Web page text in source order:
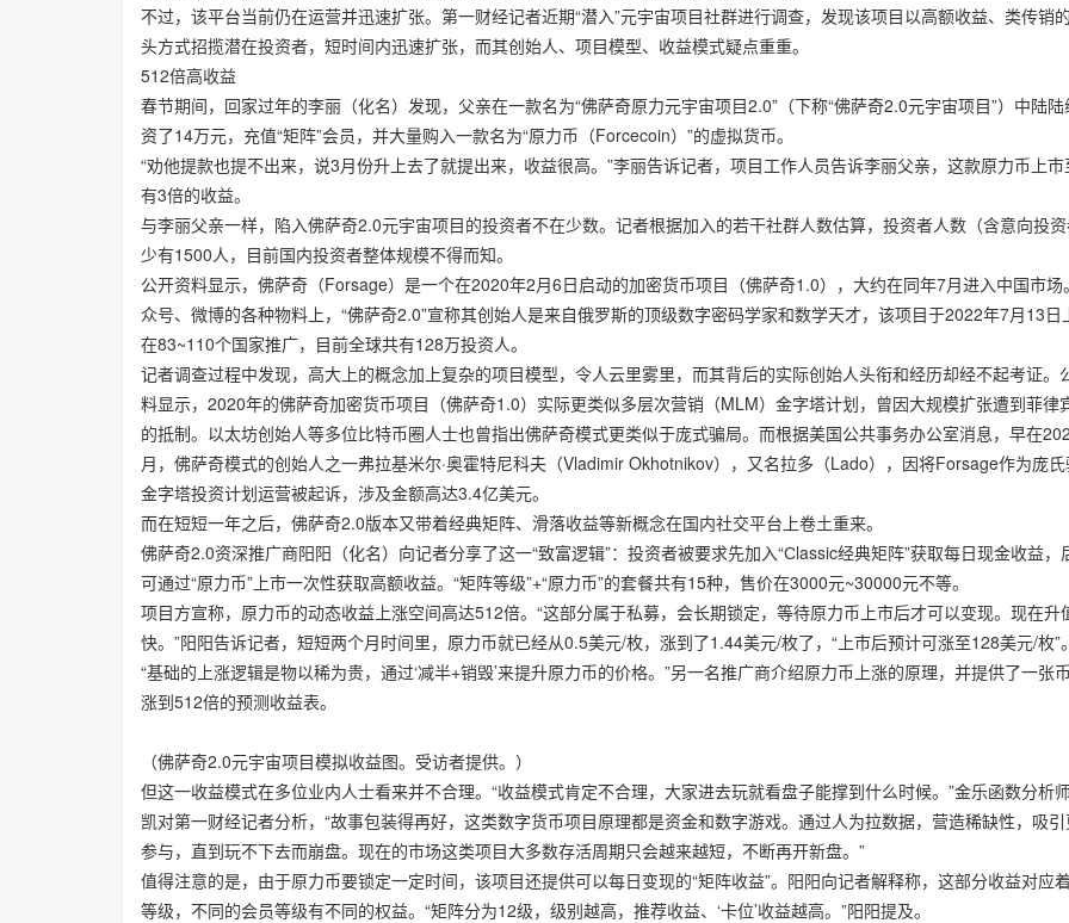
不过，该平台当前仍在运营并迅速扩张。第一财经记者近期“潜入”元宇宙项目社群进行调查，发现该项目以高额收益、类传销
头方式招揽潜在投资者，短时间内迅速扩张，而其创始人、项目模型、收益模式疑点重重。
512倍高收益
春节期间，回家过年的李丽（化名）发现，父亲在一款名为“佛萨奇原力元宇宙项目2.0”（下称“佛萨奇2.0元宇宙项目”）中陆
资了14万元，充值“矩阵”会员，并大量购入一款名为“原力币（Forcecoin）”的虚拟货币。
“劝他提款也提不出来，说3月份升上去了就提出来，收益很高。”李丽告诉记者，项目工作人员告诉李丽父亲，这款原力币上
有3倍的收益。
与李丽父亲一样，陷入佛萨奇2.0元宇宙项目的投资者不在少数。记者根据加入的若干社群人数估算，投资者人数（含意向投
少有1500人，目前国内投资者整体规模不得而知。
公开资料显示，佛萨奇（Forsage）是一个在2020年2月6日启动的加密货币项目（佛萨奇1.0），大约在同年7月进入中国市场
众号、微博的各种物料上，“佛萨奇2.0”宣称其创始人是来自俄罗斯的顶级数字密码学家和数学天才，该项目于2022年7月13日
在83~110个国家推广，目前全球共有128万投资人。
记者调查过程中发现，高大上的概念加上复杂的项目模型，令人云里雾里，而其背后的实际创始人头衔和经历却经不起考证。
料显示，2020年的佛萨奇加密货币项目（佛萨奇1.0）实际更类似多层次营销（MLM）金字塔计划，曾因大规模扩张遭到菲律
的抵制。以太坊创始人等多位比特币圈人士也曾指出佛萨奇模式更类似于庞式骗局。而根据美国公共事务办公室消息，早在
月，佛萨奇模式的创始人之一弗拉基米尔·奥霍特尼科夫（Vladimir Okhotnikov），又名拉多（Lado），因将Forsage作为庞
金字塔投资计划运营被起诉，涉及金额高达3.4亿美元。
而在短短一年之后，佛萨奇2.0版本又带着经典矩阵、滑落收益等新概念在国内社交平台上卷土重来。
佛萨奇2.0资深推广商阳阳（化名）向记者分享了这一“致富逻辑”：投资者被要求先加入“Сlassic经典矩阵”获取每日现金收益，
可通过“原力币”上市一次性获取高额收益。“矩阵等级”+“原力币”的套餐共有15种，售价在3000元~30000元不等。
项目方宣称，原力币的动态收益上涨空间高达512倍。“这部分属于私募，会长期锁定，等待原力币上市后才可以变现。现在升
快。”阳阳告诉记者，短短两个月时间里，原力币就已经从0.5美元/枚，涨到了1.44美元/枚了，“上市后预计可涨至128美元/枚”。
“基础的上涨逻辑是物以稀为贵，通过‘减半+销毁’来提升原力币的价格。”另一名推广商介绍原力币上涨的原理，并提供了一张
涨到512倍的预测收益表。
（佛萨奇2.0元宇宙项目模拟收益图。受访者提供。）
但这一收益模式在多位业内人士看来并不合理。“收益模式肯定不合理，大家进去玩就看盘子能撑到什么时候。”金乐函数分析
凯对第一财经记者分析，“故事包装得再好，这类数字货币项目原理都是资金和数字游戏。通过人为拉数据，营造稀缺性，吸
参与，直到玩不下去而崩盘。现在的市场这类项目大多数存活周期只会越来越短，不断再开新盘。”
值得注意的是，由于原力币要锁定一定时间，该项目还提供可以每日变现的“矩阵收益”。阳阳向记者解释称，这部分收益对应
等级，不同的会员等级有不同的权益。“矩阵分为12级，级别越高，推荐收益、‘卡位’收益越高。”阳阳提及。